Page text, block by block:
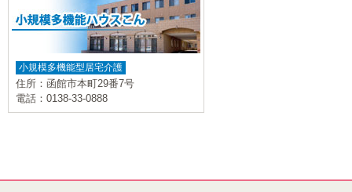
小規模多機能型居宅介護
住所：函館市本町29番7号
電話：0138-33-0888